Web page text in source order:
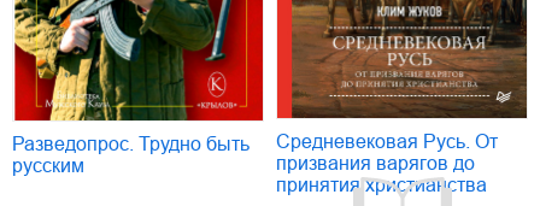
Разведопрос. Трудно быть
русским
Средневековая Русь. От
призвания варягов до
принятия христианства